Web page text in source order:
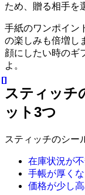
ため、贈る相手を
手紙のワンポイン
の楽しみも倍増し
顔にしたい時のギ
よ。
スティッチ
ット3つ
スティッチのシー
在庫状況が
手帳が厚く
価格が少し